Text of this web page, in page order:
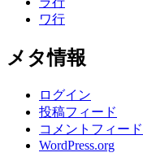
ワ行
メタ情報
ログイン
投稿フィード
コメントフィード
WordPress.org